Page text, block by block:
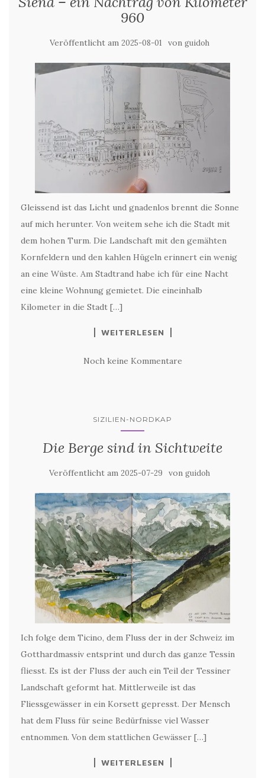
960
Veröffentlicht am 2025-08-01 von guidoh
Gleissend ist das Licht und gnadenlos brennt die Sonne
auf mich herunter. Von weitem sehe ich die Stadt mit
dem hohen Turm. Die Landschaft mit den gemähten
Kornfeldern und den kahlen Hügeln erinnert ein wenig
an eine Wüste. Am Stadtrand habe ich für eine Nacht
eine kleine Wohnung gemietet. Die eineinhalb
Kilometer in die Stadt […]
WEITERLESEN
Noch keine Kommentare
SIZILIEN-NORDKAP
Die Berge sind in Sichtweite
Veröffentlicht am 2025-07-29 von guidoh
Ich folge dem Ticino, dem Fluss der in der Schweiz im
Gotthardmassiv entsprint und durch das ganze Tessin
fliesst. Es ist der Fluss der auch ein Teil der Tessiner
Landschaft geformt hat. Mittlerweile ist das
Fliessgewässer in ein Korsett gepresst. Der Mensch
hat dem Fluss für seine Bedürfnisse viel Wasser
entnommen. Von dem stattlichen Gewässer […]
WEITERLESEN